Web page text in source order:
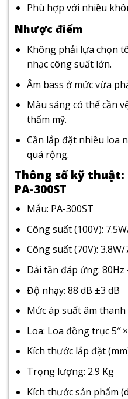
Phù hợp với nhiều
Nhược điểm
Không phải lựa chọn
nhạc công suất lớn.
Âm bass ở mức vừa
Màu sáng có thể cần
thẩm mỹ.
Cần lắp đặt nhiều loa
quá rộng.
Thông số kỹ thuật:
PA-300ST
Mẫu: PA-300ST
Công suất (100V):
Công suất (70V): 3.8W/
Dải tần đáp ứng: 80Hz
Độ nhạy: 88 dB ±3 dB
Mức áp suất âm thanh
Loa: Loa đồng trục 5″
Kích thước lắp đặt
Trọng lượng: 2.9 Kg
Kích thước sản phẩm